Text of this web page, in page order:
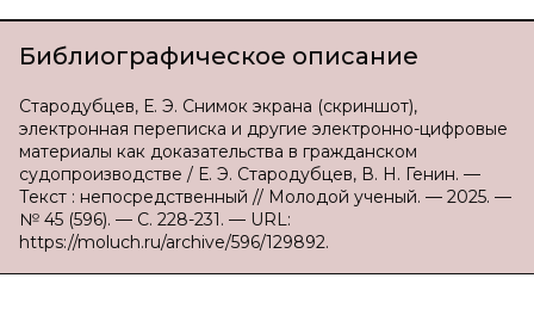
Библиографическое описание
Стародубцев, Е. Э. Снимок экрана (скриншот),
электронная переписка и другие электронно-цифровые
материалы как доказательства в гражданском
судопроизводстве / Е. Э. Стародубцев, В. Н. Генин. —
Текст : непосредственный // Молодой ученый. — 2025. —
№ 45 (596). — С. 228-231. — URL:
https://moluch.ru/archive/596/129892.